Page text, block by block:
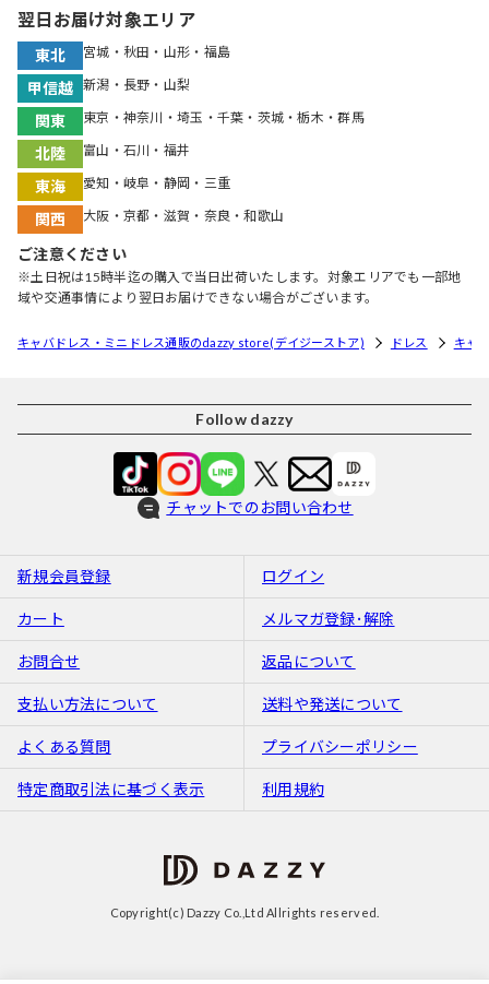
翌日お届け対象エリア
東北 宮城・秋田・山形・福島
甲信越 新潟・長野・山梨
関東 東京・神奈川・埼玉・千葉・茨城・栃木・群馬
北陸 富山・石川・福井
東海 愛知・岐阜・静岡・三重
関西 大阪・京都・滋賀・奈良・和歌山
ご注意ください
※土日祝は15時半迄の購入で当日出荷いたします。対象エリアでも一部地
域や交通事情により翌日お届けできない場合がございます。
キャバドレス・ミニドレス通販のdazzy store(デイジーストア) ドレス キャ
Follow dazzy
チャットでのお問い合わせ
新規会員登録 ログイン
カート メルマガ登録･解除
お問合せ 返品について
支払い方法について 送料や発送について
よくある質問 プライバシーポリシー
特定商取引法に基づく表示 利用規約
Copyright(c) Dazzy Co.,Ltd Allrights reserved.